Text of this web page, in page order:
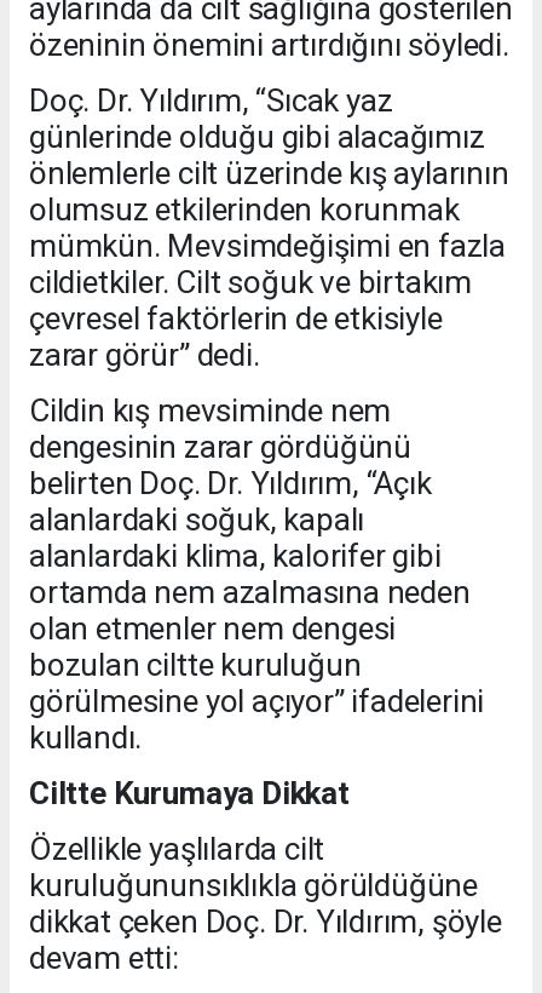
aylarında da cilt sağlığına gösterilen
özeninin önemini artırdığını söyledi.
Doç. Dr. Yıldırım, “Sıcak yaz
günlerinde olduğu gibi alacağımız
önlemlerle cilt üzerinde kış aylarının
olumsuz etkilerinden korunmak
mümkün. Mevsimdeğişimi en fazla
cildietkiler. Cilt soğuk ve birtakım
çevresel faktörlerin de etkisiyle
zarar görür” dedi.
Cildin kış mevsiminde nem
dengesinin zarar gördüğünü
belirten Doç. Dr. Yıldırım, “Açık
alanlardaki soğuk, kapalı
alanlardaki klima, kalorifer gibi
ortamda nem azalmasına neden
olan etmenler nem dengesi
bozulan ciltte kuruluğun
görülmesine yol açıyor” ifadelerini
kullandı.
Ciltte Kurumaya Dikkat
Özellikle yaşlılarda cilt
kuruluğununsıklıkla görüldüğüne
dikkat çeken Doç. Dr. Yıldırım, şöyle
devam etti: